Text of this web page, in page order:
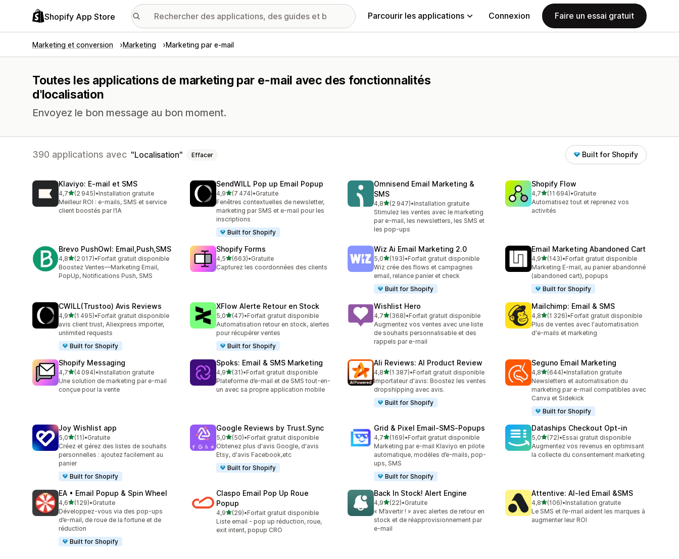
Shopify App Store Parcourir les applications Connexion Faire un essai gratuit
Marketing et conversion Marketing Marketing par e-mail
Toutes les applications de marketing par e-mail avec des fonctionnalités
d'localisation
Envoyez le bon message au bon moment.
390 applications avec Localisation Effacer Built for Shopify
Klaviyo: E‑mail et SMS
4,7étoile(s) sur 5
(2 945)
2945 avis au total
•Installation gratuite
Meilleur ROI : e-mails, SMS et service
client boostés par l’IA
SendWILL Pop up Email Popup
4,9étoile(s) sur 5
(7 474)
7474 avis au total
•Gratuite
Fenêtres contextuelles de newsletter,
marketing par SMS et e-mail pour les
inscriptions
Built for Shopify
Omnisend Email Marketing &
SMS
4,8étoile(s) sur 5
(2 947)
2947 avis au total
•Installation gratuite
Stimulez les ventes avec le marketing
par e-mail, les newsletters, les SMS et
les pop-ups
Shopify Flow
4,7étoile(s) sur 5
(11 694)
11694 avis au total
•Gratuite
Automatisez tout et reprenez vos
activités
Brevo PushOwl: Email,Push,SMS
4,8étoile(s) sur 5
(2 017)
2017 avis au total
•Forfait gratuit disponible
Boostez Ventes—Marketing Email,
PopUp, Notifications Push, SMS
Shopify Forms
4,5étoile(s) sur 5
(663)
663 avis au total
•Gratuite
Capturez les coordonnées des clients
Wiz Ai Email Marketing 2.0
5,0étoile(s) sur 5
(193)
193 avis au total
•Forfait gratuit disponible
Wiz crée des flows et campagnes
email, relance panier et check
Built for Shopify
Email Marketing Abandoned Cart
4,9étoile(s) sur 5
(143)
143 avis au total
•Forfait gratuit disponible
Marketing E-mail, au panier abandonné
(abandoned cart), popups
Built for Shopify
CWILL(Trustoo) Avis Reviews
4,9étoile(s) sur 5
(1 495)
1495 avis au total
•Forfait gratuit disponible
avis client trust, Aliexpress importer,
unlimited requests
Built for Shopify
XFlow Alerte Retour en Stock
5,0étoile(s) sur 5
(47)
47 avis au total
•Forfait gratuit disponible
Automatisation retour en stock, alertes
pour récupérer ventes
Built for Shopify
Wishlist Hero
4,7étoile(s) sur 5
(368)
368 avis au total
•Forfait gratuit disponible
Augmentez vos ventes avec une liste
de souhaits personnalisable et des
rappels par e-mail
Mailchimp: Email & SMS
4,8étoile(s) sur 5
(1 326)
1326 avis au total
•Forfait gratuit disponible
Plus de ventes avec l'automatisation
d'e-mails et marketing
Shopify Messaging
4,7étoile(s) sur 5
(4 094)
4094 avis au total
•Installation gratuite
Une solution de marketing par e-mail
conçue pour la vente
Spoks: Email & SMS Marketing
4,9étoile(s) sur 5
(31)
31 avis au total
•Forfait gratuit disponible
Plateforme d’e-mail et de SMS tout-en-
un avec sa propre application mobile
Ali Reviews: AI Product Review
4,8étoile(s) sur 5
(1 387)
1387 avis au total
•Forfait gratuit disponible
Importateur d'avis: Boostez les ventes
dropshipping avec avis.
Built for Shopify
Seguno Email Marketing
4,8étoile(s) sur 5
(644)
644 avis au total
•Installation gratuite
Newsletters et automatisation du
marketing par e-mail compatibles avec
Canva et Sidekick
Built for Shopify
Joy Wishlist app
5,0étoile(s) sur 5
(11)
11 avis au total
•Gratuite
Créez et gérez des listes de souhaits
personnelles : ajoutez facilement au
panier
Built for Shopify
Google Reviews by Trust.Sync
5,0étoile(s) sur 5
(50)
50 avis au total
•Forfait gratuit disponible
Obtenez plus d'avis Google, d'avis
Etsy, d'avis Facebook,etc
Built for Shopify
Grid & Pixel Email‑SMS‑Popups
4,7étoile(s) sur 5
(169)
169 avis au total
•Forfait gratuit disponible
Marketing par e-mail Klaviyo en pilote
automatique, modèles d’e-mails, pop-
ups, SMS
Built for Shopify
Dataships Checkout Opt‑in
5,0étoile(s) sur 5
(72)
72 avis au total
•Essai gratuit disponible
Augmentez vos revenus en optimisant
la collecte du consentement marketing
EA • Email Popup & Spin Wheel
4,6étoile(s) sur 5
(129)
129 avis au total
•Gratuite
Développez-vous via des pop-ups
d’e-mail, de roue de la fortune et de
réduction
Built for Shopify
Claspo Email Pop Up Roue
Popup
4,9étoile(s) sur 5
(29)
29 avis au total
•Forfait gratuit disponible
Liste email - pop up réduction, roue,
exit intent, popup CRO
Back In Stock! Alert Engine
4,9étoile(s) sur 5
(22)
22 avis au total
•Gratuite
« M’avertir ! » avec alertes de retour en
stock et de réapprovisionnement par
e-mail
Attentive: AI‑led Email &SMS
4,8étoile(s) sur 5
(106)
106 avis au total
•Installation gratuite
Le SMS et l’e-mail aident les marques à
augmenter leur ROI